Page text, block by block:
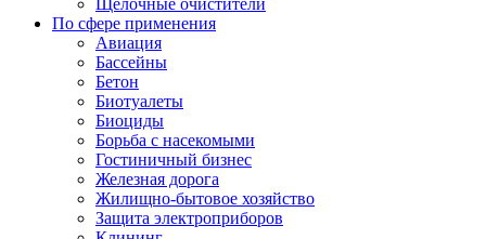
Щелочные очистители
По сфере применения
Авиация
Бассейны
Бетон
Биотуалеты
Биоциды
Борьба с насекомыми
Гостиничный бизнес
Железная дорога
Жилищно-бытовое хозяйство
Защита электроприборов